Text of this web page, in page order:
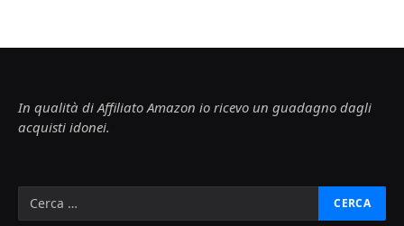
In qualità di Affiliato Amazon io ricevo un guadagno dagli
acquisti idonei.